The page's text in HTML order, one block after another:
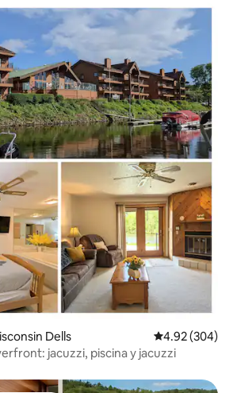
Dells Calificación
4.92 (304)
jacuzzi, piscina y jacuzzi